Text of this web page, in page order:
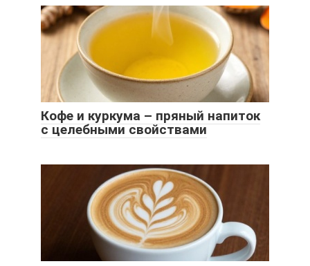
Кофе и куркума – пряный напиток
с целебными свойствами